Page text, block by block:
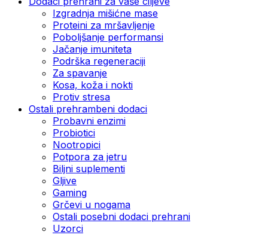
Izgradnja mišićne mase
Proteini za mršavljenje
Poboljšanje performansi
Jačanje imuniteta
Podrška regeneraciji
Za spavanje
Kosa, koža i nokti
Protiv stresa
Ostali prehrambeni dodaci
Probavni enzimi
Probiotici
Nootropici
Potpora za jetru
Biljni suplementi
Gljive
Gaming
Grčevi u nogama
Ostali posebni dodaci prehrani
Uzorci